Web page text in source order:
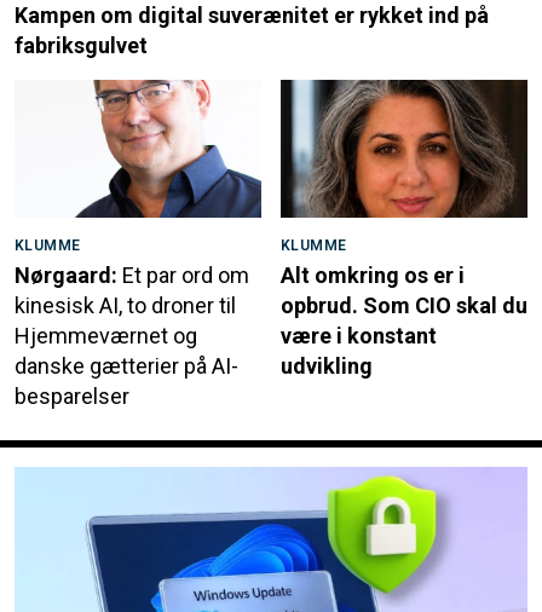
Kampen om digital suverænitet er rykket ind på
fabriksgulvet
KLUMME
Nørgaard: Et par ord om
kinesisk AI, to droner til
Hjemmeværnet og
danske gætterier på AI-
besparelser
KLUMME
Alt omkring os er i
opbrud. Som CIO skal du
være i konstant
udvikling